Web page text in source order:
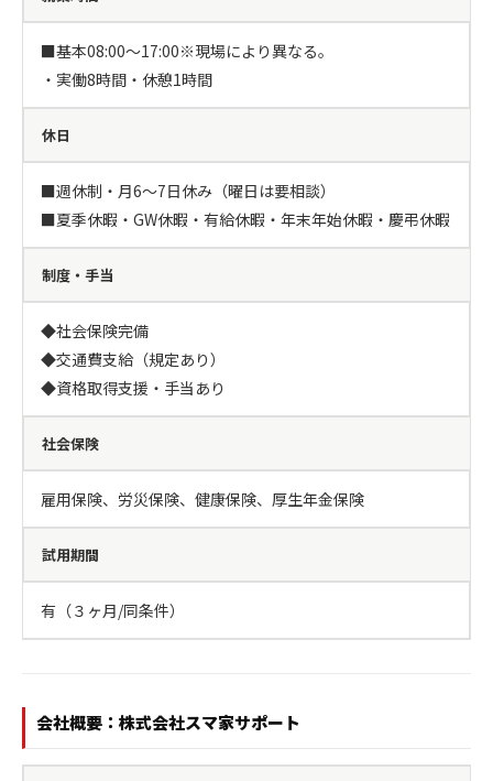
■基本08:00～17:00※現場により異なる。
・実働8時間・休憩1時間
休日
■週休制・月6～7日休み（曜日は要相談）
■夏季休暇・GW休暇・有給休暇・年末年始休暇・慶弔休暇
制度・手当
◆社会保険完備
◆交通費支給（規定あり）
◆資格取得支援・手当あり
社会保険
雇用保険、労災保険、健康保険、厚生年金保険
試用期間
有（３ヶ月/同条件）
会社概要：株式会社スマ家サポート